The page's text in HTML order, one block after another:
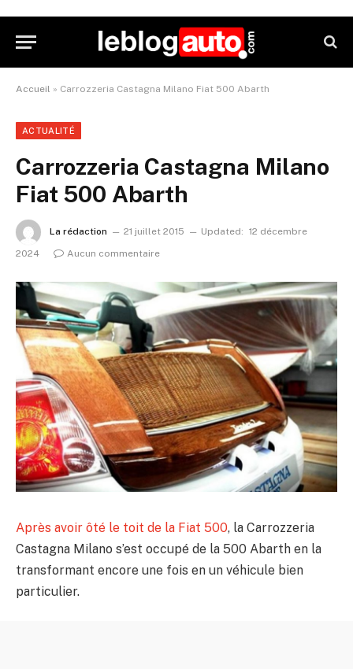
Accueil » Carrozzeria Castagna Milano Fiat 500 Abarth
ACTUALITÉ
Carrozzeria Castagna Milano
Fiat 500 Abarth
La rédaction 21 juillet 2015 Updated: 12 décembre
2024
Aucun commentaire
Après avoir ôté le toit de la Fiat 500, la Carrozzeria
Castagna Milano s’est occupé de la 500 Abarth en la
transformant encore une fois en un véhicule bien
particulier.